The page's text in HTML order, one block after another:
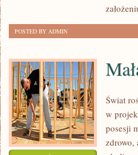
POSTED BY ADMIN
Świat
w
posesji
zdrowo,